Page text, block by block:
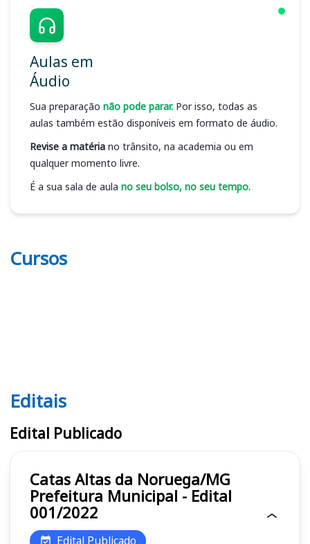
Aulas em
Áudio
Sua preparação não pode parar. Por isso, todas as
aulas também estão disponíveis em formato de áudio.
Revise a matéria no trânsito, na academia ou em
qualquer momento livre.
É a sua sala de aula no seu bolso, no seu tempo.
Cursos
Editais
Editais
Edital Publicado
Catas Altas da Noruega/MG
Prefeitura Municipal - Edital
001/2022
Edital Publicado